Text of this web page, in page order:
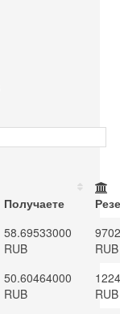
Получаете
58.69533000
RUB
RUB
50.60464000
RUB
RUB